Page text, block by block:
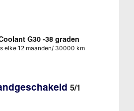
G30 -38 graden
elke 12 maanden/ 30000 km
5/1